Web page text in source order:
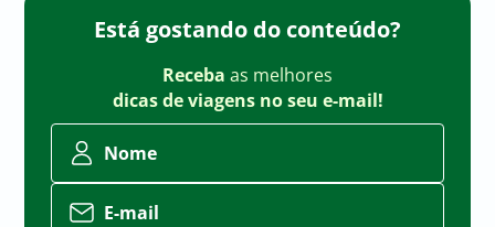
Está gostando do conteúdo?
Receba as melhores
dicas de viagens no seu e-mail!
Nome
E-mail